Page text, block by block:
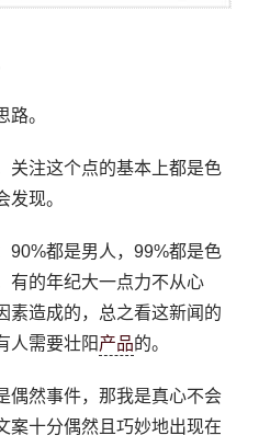
。
关注这个点的基本上都是色
发现。
90%都是男人，99%都是色
有的年纪大一点力不从心
素造成的，总之看这新闻的
人需要壮阳产品的。
偶然事件，那我是真心不会
案十分偶然且巧妙地出现在